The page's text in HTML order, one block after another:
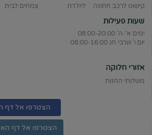
קישוט לרכב חתונה
ליולדת צמחים לבית
שעות פעילות
ימים א'-ה' 08:00-20:00
יום ו' וערבי חג 08:00-16:00
אזורי חלוקה
משלוחי החנות
הצטרפו אל דף
הצטרפו אל דף